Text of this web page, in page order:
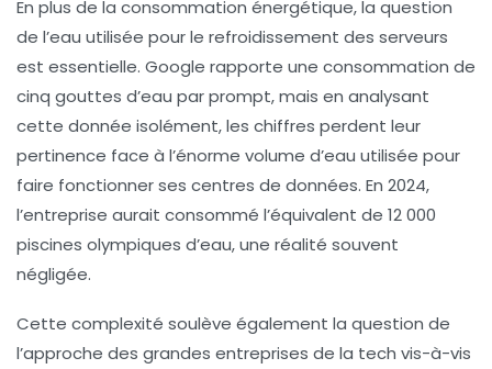
En plus de la consommation énergétique, la question
de l’eau utilisée pour le refroidissement des serveurs
est essentielle. Google rapporte une consommation de
cinq gouttes d’eau par prompt, mais en analysant
cette donnée isolément, les chiffres perdent leur
pertinence face à l’énorme volume d’eau utilisée pour
faire fonctionner ses centres de données. En 2024,
l’entreprise aurait consommé l’équivalent de 12 000
piscines olympiques d’eau, une réalité souvent
négligée.
Cette complexité soulève également la question de
l’approche des grandes entreprises de la tech vis-à-vis